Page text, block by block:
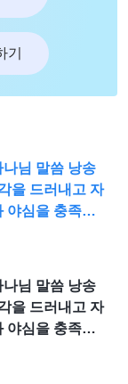
기
님 말씀 낭송
을 드러내고 자
야심을 충족하
팔아넘기며, 하
익을 대가로 개
얻는다(7)＞ (제
님 말씀 낭송
을 드러내고 자
야심을 충족하